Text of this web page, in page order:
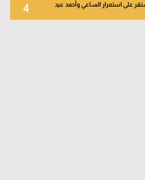
4 على استمرار الساعي وأحمد عيد